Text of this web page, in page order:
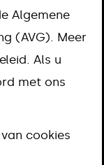
jaarlijkse
Algemene
(AVG). Meer
Als u
met ons
cookies